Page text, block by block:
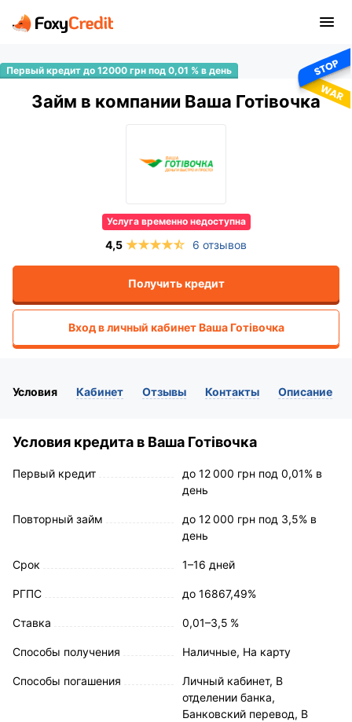
Услуга временно недоступна
Займ в компании Ваша Готівочка
6 отзывов
Получить кредит
Вход в личный кабинетВаша Готівочка
Условия Кабинет Отзывы Контакты Описание
Условия кредита в Ваша Готівочка
Первый кредит
до 12 000 грн под 0,01% в
день
Повторный займ
до 12 000 грн под 3,5% в
день
Срок 1–16 дней
РГПС до 16867,49%
Ставка 0,01–3,5 %
Способы получения Наличные, На карту
Способы погашения
Личный кабинет, В
отделении банка,
Банковский перевод, В